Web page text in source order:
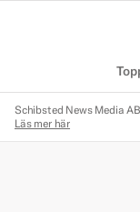
Schibsted News Media
Läs mer här